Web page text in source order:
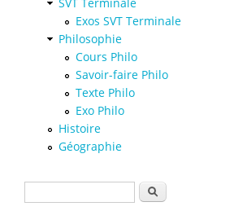
Exos SVT Terminale
Philosophie
Cours Philo
Savoir-faire Philo
Texte Philo
Exo Philo
Histoire
Géographie
Formulaire de recherche
Rechercher